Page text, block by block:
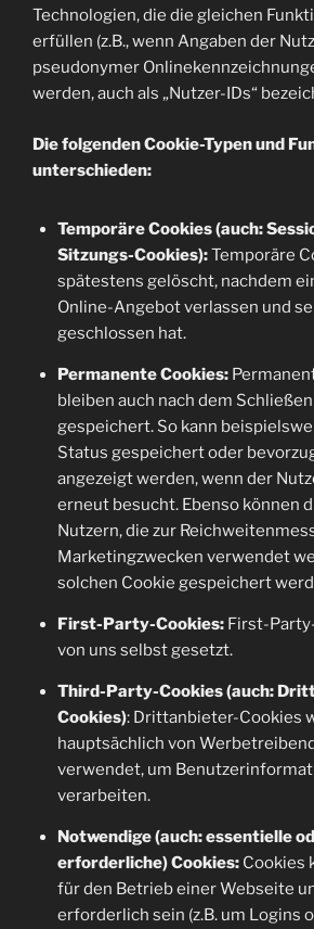
Technologien, die die gleichen
erfüllen (z.B., wenn Angaben der
pseudonymer
werden, auch als „Nutzer-IDs“
Die folgenden Cookie-Typen und
unterschieden:
Temporäre Cookies (auch:
Sitzungs-Cookies):Temporäre
spätestens gelöscht, nachdem
Online-Angebot verlassen und
geschlossen hat.
Permanente Cookies:
bleiben auch nach dem
gespeichert. So kann
Status gespeichert oder
angezeigt werden, wenn der
erneut besucht. Ebenso können
Nutzern, die zur
Marketingzwecken verwendet
solchen Cookie gespeichert
First-Party-Cookies:First-
von uns selbst gesetzt.
Third-Party-Cookies (auch:
Cookies): Drittanbieter-Cookies
hauptsächlich von
verwendet, um
verarbeiten.
Notwendige (auch: essentielle
erforderliche) Cookies:Cookies
für den Betrieb einer Webseite
erforderlich sein (z.B. um Logins